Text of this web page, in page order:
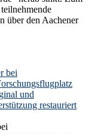
über den Aachener